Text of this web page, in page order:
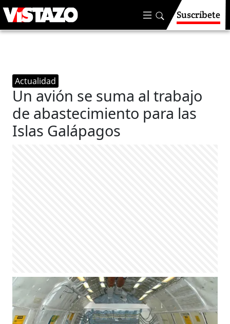
Suscríbete
Actualidad
Un avión se suma al trabajo
de abastecimiento para las
Islas Galápagos